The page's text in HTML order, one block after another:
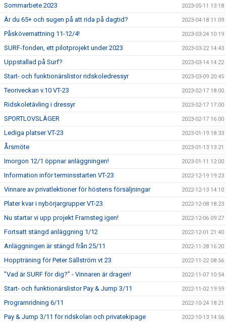
Sommarbete 2023 2023-05-11 13:18
Är du 65+ och sugen på att rida på dagtid? 2023-04-18 11:09
Påskövernattning 11-12/4! 2023-03-24 10:19
SURF-fonden, ett pilotprojekt under 2023 2023-03-22 14:43
Uppstallad på Surf? 2023-03-14 14:22
Start- och funktionärslistor ridskoledressyr 2023-03-09 20:45
Teoriveckan v.10 VT-23 2023-02-17 18:00
Ridskoletävling i dressyr 2023-02-17 17:00
SPORTLOVSLÄGER 2023-02-17 16:00
Lediga platser VT-23 2023-01-19 18:33
Årsmöte 2023-01-13 13:21
Imorgon 12/1 öppnar anläggningen! 2023-01-11 12:00
Information inför terminsstarten VT-23 2022-12-19 19:23
Vinnare av privatlektioner för höstens försäljningar 2022-12-13 14:10
Plater kvar i nybörjargrupper VT-23 2022-12-08 18:23
Nu startar vi upp projekt Framsteg igen! 2022-12-06 09:27
Fortsatt stängd anläggning 1/12 2022-12-01 21:40
Anläggningen är stängd från 25/11 2022-11-28 16:20
Hoppträning för Peter Sällström vt 23 2022-11-22 08:56
”Vad är SURF för dig?” - Vinnaren är dragen! 2022-11-07 10:54
Start- och funktionärslistor Pay & Jump 3/11 2022-11-02 19:59
Programridning 6/11 2022-10-24 18:21
Pay & Jump 3/11 för ridskolan och privatekipage 2022-10-13 14:56